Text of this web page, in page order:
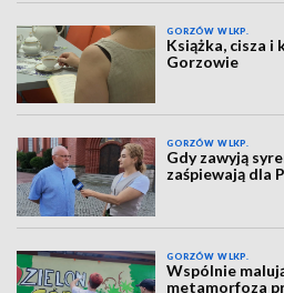
GORZÓW WLKP.
Książka, cisza i
Gorzowie
GORZÓW WLKP.
Gdy zawyją
zaśpiewają dla
GORZÓW WLKP.
Wspólnie
metamorfoza